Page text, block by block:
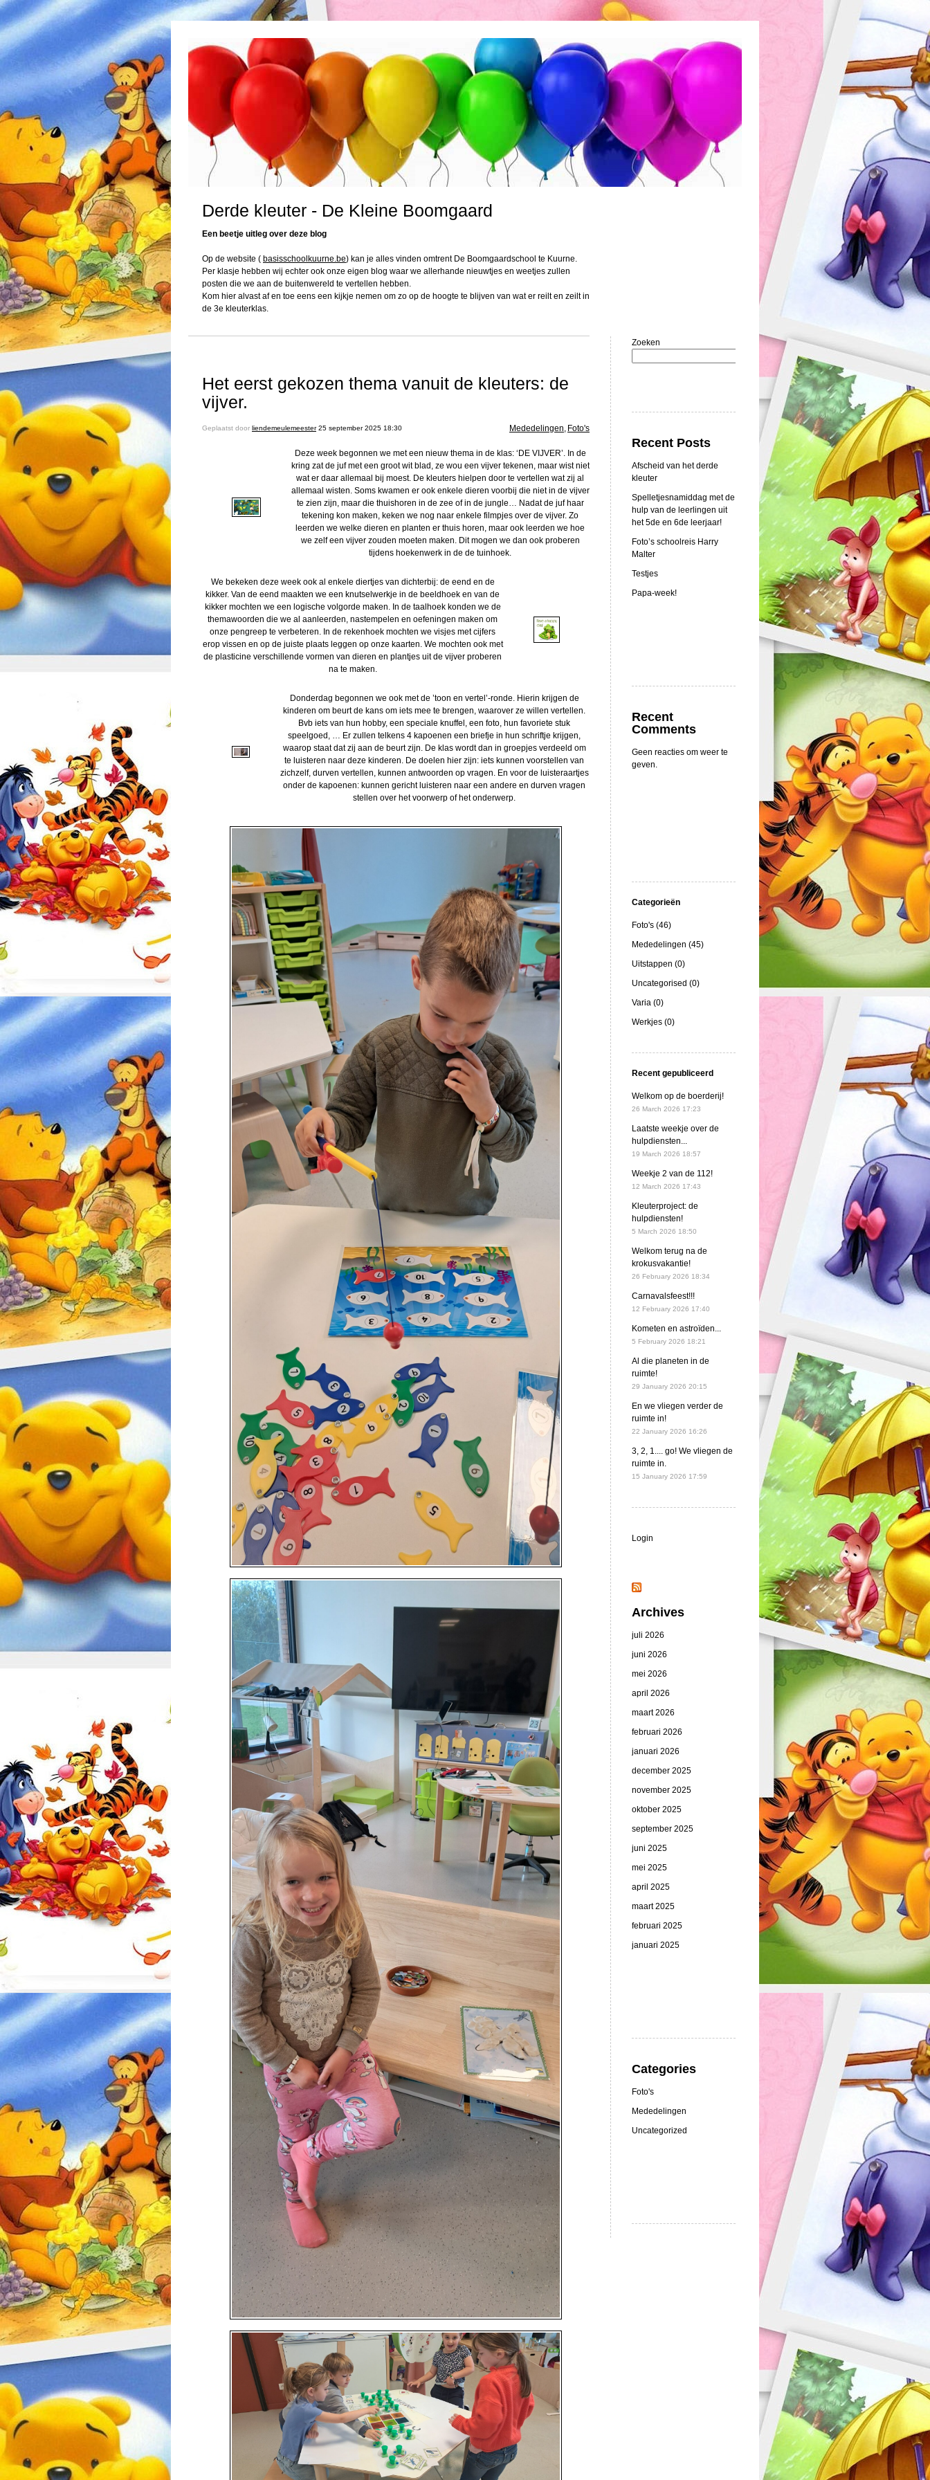
Derde kleuter - De Kleine Boomgaard
Een beetje uitleg over deze blog
Op de website ( basisschoolkuurne.be) kan je alles vinden omtrent De Boomgaardschool te Kuurne.
Per klasje hebben wij echter ook onze eigen blog waar we allerhande nieuwtjes en weetjes zullen
posten die we aan de buitenwereld te vertellen hebben.
Kom hier alvast af en toe eens een kijkje nemen om zo op de hoogte te blijven van wat er reilt en zeilt in
de 3e kleuterklas.
Het eerst gekozen thema vanuit de kleuters: de
vijver.
Foto's
,
Mededelingen
Geplaatst door liendemeulemeester 25 september 2025 18:30
Deze week begonnen we met een nieuw thema in de klas: ‘DE VIJVER’. In de
kring zat de juf met een groot wit blad, ze wou een vijver tekenen, maar wist niet
wat er daar allemaal bij moest. De kleuters hielpen door te vertellen wat zij al
allemaal wisten. Soms kwamen er ook enkele dieren voorbij die niet in de vijver
te zien zijn, maar die thuishoren in de zee of in de jungle… Nadat de juf haar
tekening kon maken, keken we nog naar enkele filmpjes over de vijver. Zo
leerden we welke dieren en planten er thuis horen, maar ook leerden we hoe
we zelf een vijver zouden moeten maken. Dit mogen we dan ook proberen
tijdens hoekenwerk in de de tuinhoek.
We bekeken deze week ook al enkele diertjes van dichterbij: de eend en de
kikker. Van de eend maakten we een knutselwerkje in de beeldhoek en van de
kikker mochten we een logische volgorde maken. In de taalhoek konden we de
themawoorden die we al aanleerden, nastempelen en oefeningen maken om
onze pengreep te verbeteren. In de rekenhoek mochten we visjes met cijfers
erop vissen en op de juiste plaats leggen op onze kaarten. We mochten ook met
de plasticine verschillende vormen van dieren en plantjes uit de vijver proberen
na te maken.
Donderdag begonnen we ook met de ’toon en vertel’-ronde. Hierin krijgen de
kinderen om beurt de kans om iets mee te brengen, waarover ze willen vertellen.
Bvb iets van hun hobby, een speciale knuffel, een foto, hun favoriete stuk
speelgoed, … Er zullen telkens 4 kapoenen een briefje in hun schriftje krijgen,
waarop staat dat zij aan de beurt zijn. De klas wordt dan in groepjes verdeeld om
te luisteren naar deze kinderen. De doelen hier zijn: iets kunnen voorstellen van
zichzelf, durven vertellen, kunnen antwoorden op vragen. En voor de luisteraartjes
onder de kapoenen: kunnen gericht luisteren naar een andere en durven vragen
stellen over het voorwerp of het onderwerp.
Zoeken
Zoeken
Recent Posts
Afscheid van het derde
kleuter
Spelletjesnamiddag met de
hulp van de leerlingen uit
het 5de en 6de leerjaar!
Foto’s schoolreis Harry
Malter
Testjes
Papa-week!
Recent
Comments
Geen reacties om weer te
geven.
Categorieën
Foto's (46)
Mededelingen (45)
Uitstappen (0)
Uncategorised (0)
Varia (0)
Werkjes (0)
Recent gepubliceerd
Welkom op de boerderij!
26 March 2026 17:23
Laatste weekje over de
hulpdiensten...
19 March 2026 18:57
Weekje 2 van de 112!
12 March 2026 17:43
Kleuterproject: de
hulpdiensten!
5 March 2026 18:50
Welkom terug na de
krokusvakantie!
26 February 2026 18:34
Carnavalsfeest!!!
12 February 2026 17:40
Kometen en astroïden...
5 February 2026 18:21
Al die planeten in de
ruimte!
29 January 2026 20:15
En we vliegen verder de
ruimte in!
22 January 2026 16:26
3, 2, 1.... go! We vliegen de
ruimte in.
15 January 2026 17:59
Login
Archives
juli 2026
juni 2026
mei 2026
april 2026
maart 2026
februari 2026
januari 2026
december 2025
november 2025
oktober 2025
september 2025
juni 2025
mei 2025
april 2025
maart 2025
februari 2025
januari 2025
Categories
Foto's
Mededelingen
Uncategorized